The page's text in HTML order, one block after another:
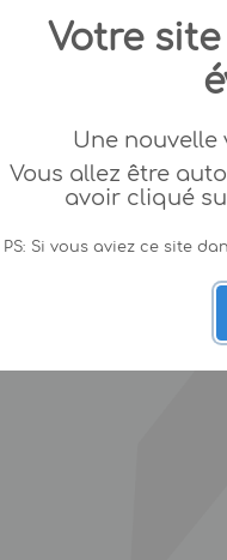
Votre
Une nouvelle
Vous allez être
avoir cliqué
PS: Si vous aviez ce site